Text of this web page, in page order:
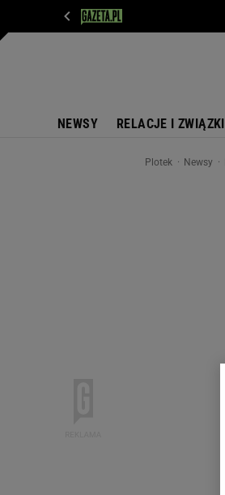
NEWSY RELACJE I ZWIĄZKI
Plotek Newsy